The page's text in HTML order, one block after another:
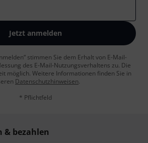
Jetzt anmelden
stimmen Sie dem Erhalt von E-Mail-
des E-Mail-Nutzungsverhaltens zu. Die
möglich. Weitere Informationen finden Sie in
Datenschutzhinweisen.
* Pflichtfeld
& bezahlen